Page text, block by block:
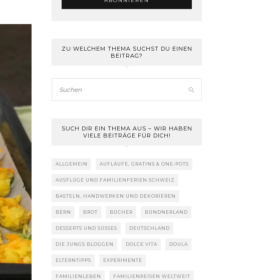
ZU WELCHEM THEMA SUCHST DU EINEN
BEITRAG?
SUCH DIR EIN THEMA AUS – WIR HABEN
VIELE BEITRÄGE FÜR DICH!
ALLGEMEIN AUFLÄUFE, GRATINS & ONE-POTS
AUSFLÜGE UND FAMILIENFERIEN SCHWEIZ
BASTELN, HANDWERKEN UND DEKORIEREN
BERN BROT BÜCHER BÜNDNERLAND
DESSERTS UND SÜSSES DEUTSCHLAND
DIE JUNGS BLOGGEN DOLCE VITA DOULA
ELTERNTIPPS EXPERIMENTE
FAMILIENLEBEN FAMILIENREISEN WELTWEIT